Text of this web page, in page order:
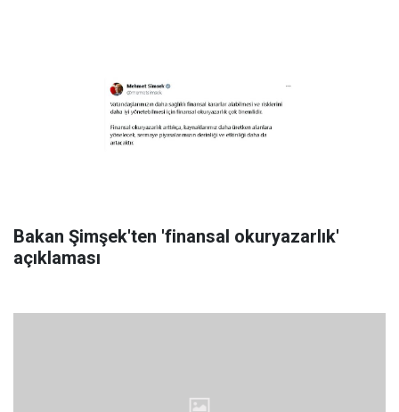
Bakan Şimşek'ten 'finansal okuryazarlık'
açıklaması